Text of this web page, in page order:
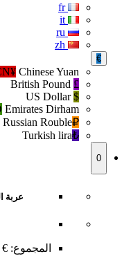
fr
€
Chinese Yuan
£
$
US Dollar
Emirates Dirham
₽‎
Russian Rouble
₺‎
Turkish lira
0
عربة
المجموع: €